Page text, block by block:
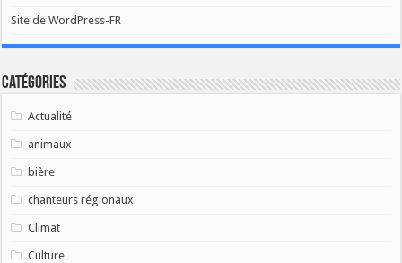
Site de WordPress-FR
Catégories
Actualité
animaux
bière
chanteurs régionaux
Climat
Culture